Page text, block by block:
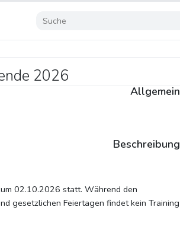
2026
Allgemein
Beschreibung
02.10.2026 statt. Während den
gesetzlichen Feiertagen findet kein Training